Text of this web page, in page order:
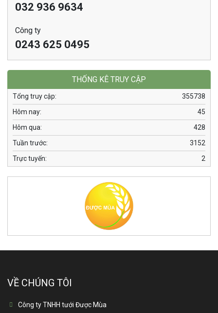
032 936 9634
Công ty
0243 625 0495
THỐNG KÊ TRUY CẬP
355738
Tổng truy cập:
45
Hôm nay:
428
Hôm qua:
3152
Tuần trước:
2
Trực tuyến:
VỀ CHÚNG TÔI
Công ty TNHH tưới Được Mùa